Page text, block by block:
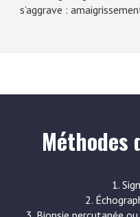
s’aggrave :
Méthodes
1.
2.